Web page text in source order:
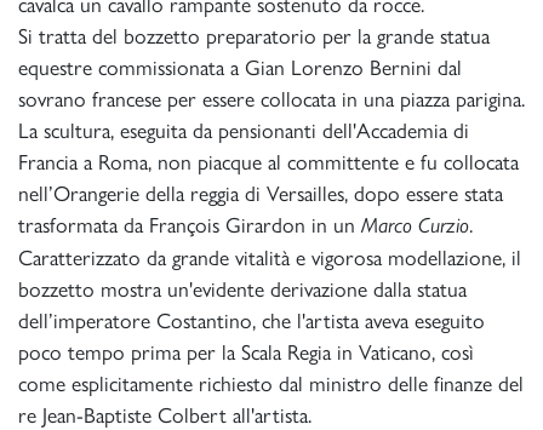
Si tratta del bozzetto preparatorio per la grande statua
equestre commissionata a Gian Lorenzo Bernini dal
sovrano francese per essere collocata in una piazza parigina.
La scultura, eseguita da pensionanti dell'Accademia di
Francia a Roma, non piacque al committente e fu collocata
nell’Orangerie della reggia di Versailles, dopo essere stata
trasformata da François Girardon in un Marco Curzio.
Caratterizzato da grande vitalità e vigorosa modellazione, il
bozzetto mostra un'evidente derivazione dalla statua
dell’imperatore Costantino, che l'artista aveva eseguito
poco tempo prima per la Scala Regia in Vaticano, così
come esplicitamente richiesto dal ministro delle finanze del
re Jean-Baptiste Colbert all'artista.